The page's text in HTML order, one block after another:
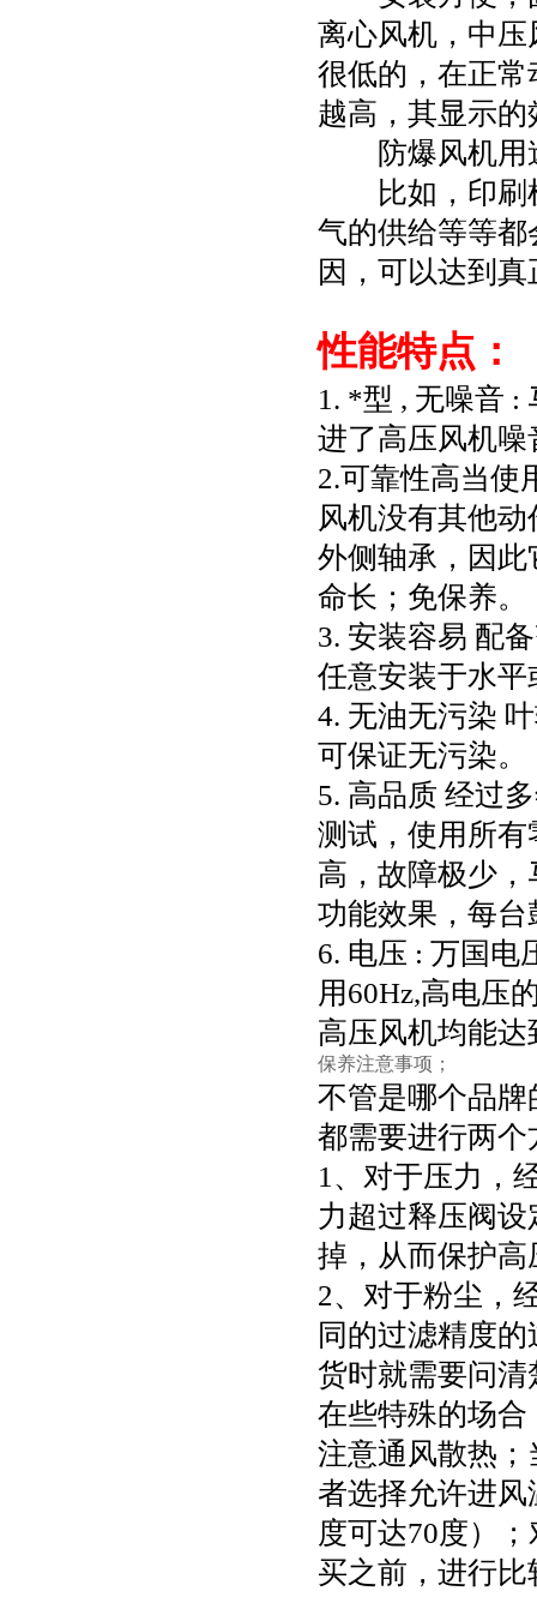
离心风机，中
很低的，在正
越高，其显示
防爆风机用
比如，印刷机
气的供给等等
因，可以达到
性能特点：
1. *型 , 无噪音 :
进了高压风机噪
2.可靠性高当使
风机没有其他
外侧轴承，因
命长；免保养。
3. 安装容易 配
任意安装于水
4. 无油无污染
可保证无污染。
5. 高品质 经过
测试，使用所有
高，故障极少
功能效果，每
6. 电压 : 万国电
用60Hz,高电压
高压风机均能
保养注意事项；
不管是哪个品
都需要进行两
1、对于压力，
力超过释压阀
掉，从而保护高
2、对于粉尘，
同的过滤精度
货时就需要问清
在些特殊的场
注意通风散热
者选择允许进
度可达70度）
买之前，进行